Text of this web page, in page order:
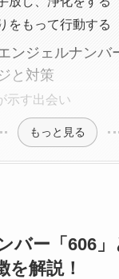
をもって行動する
ンジェルナンバ
と対策
示す出会い
もっと見る
バー「606
を解説！